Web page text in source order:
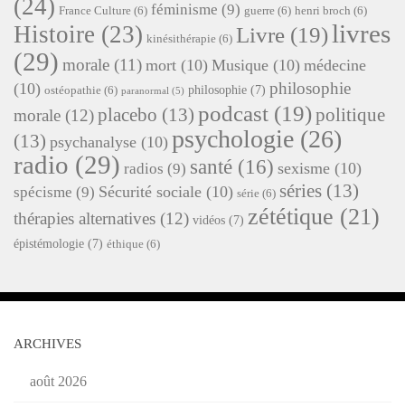
(24) France Culture (6) féminisme (9) guerre (6) henri broch (6)
Histoire (23) kinésithérapie (6) Livre (19)livres
(29) morale (11) mort (10) Musique (10) médecine
(10) ostéopathie (6) paranormal (5) philosophie (7) philosophie
morale (12)placebo (13) podcast (19)politique
(13) psychanalyse (10) psychologie (26)
radio (29) radios (9) santé (16) sexisme (10)
spécisme (9) Sécurité sociale (10) série (6) séries (13)
thérapies alternatives (12) vidéos (7) zététique (21)
épistémologie (7) éthique (6)
ARCHIVES
août 2026